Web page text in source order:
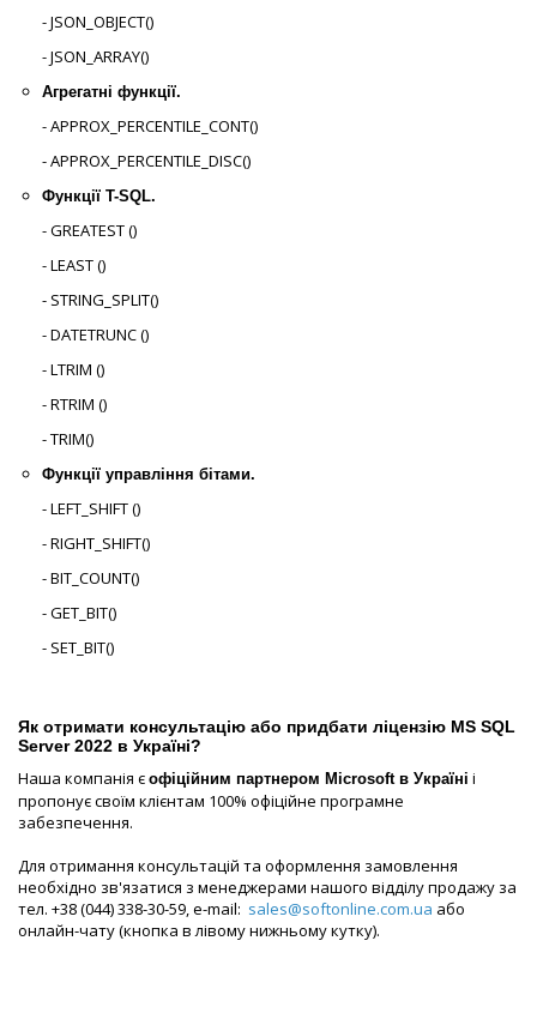
- JSON_OBJECT()
- JSON_ARRAY()
Агрегатні функції.
- APPROX_PERCENTILE_CONT()
- APPROX_PERCENTILE_DISC()
Функції T-SQL.
- GREATEST ()
- LEAST ()
- STRING_SPLIT()
- DATETRUNC ()
- LTRIM ()
- RTRIM ()
- TRIM()
Функції управління бітами.
- LEFT_SHIFT ()
- RIGHT_SHIFT()
- BIT_COUNT()
- GET_BIT()
- SET_BIT()
Як отримати консультацію або придбати ліцензію MS SQL
Server 2022 в Україні?
Наша компанія є офіційним партнером Microsoft в Україні і
пропонує своїм клієнтам 100% офіційне програмне
забезпечення.
Для отримання консультацій та оформлення замовлення
необхідно зв'язатися з менеджерами нашого відділу продажу за
тел. +38 (044) 338-30-59, e-mail: sales@softonline.com.ua або
онлайн-чату (кнопка в лівому нижньому кутку).